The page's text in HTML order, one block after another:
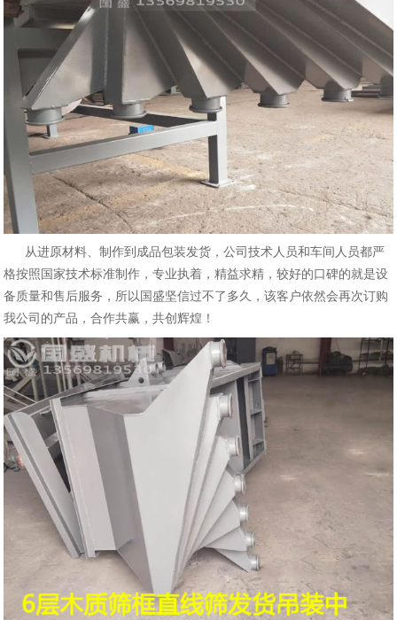
从进原材料、制作到成品包装发货，公司技术人员和车间人员都严
格按照国家技术标准制作，专业执着，精益求精，较好的口碑的就是设
备质量和售后服务，所以国盛坚信过不了多久，该客户依然会再次订购
我公司的产品，合作共赢，共创辉煌！